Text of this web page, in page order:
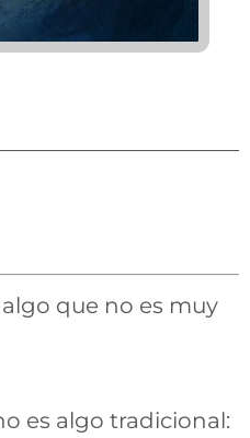
que no es muy
es algo tradicional: